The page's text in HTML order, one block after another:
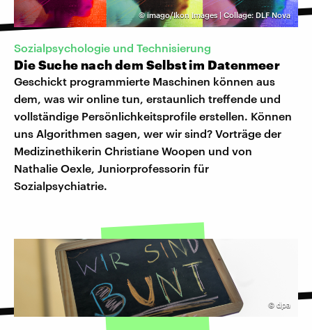
©imago/Ikon Images | Collage: DLF Nova
Sozialpsychologie und Technisierung
Die Suche nach dem Selbst im Datenmeer
Geschickt programmierte Maschinen können aus
dem, was wir online tun, erstaunlich treffende und
vollständige Persönlichkeitsprofile erstellen. Können
uns Algorithmen sagen, wer wir sind? Vorträge der
Medizinethikerin Christiane Woopen und von
Nathalie Oexle, Juniorprofessorin für
Sozialpsychiatrie.
© dpa